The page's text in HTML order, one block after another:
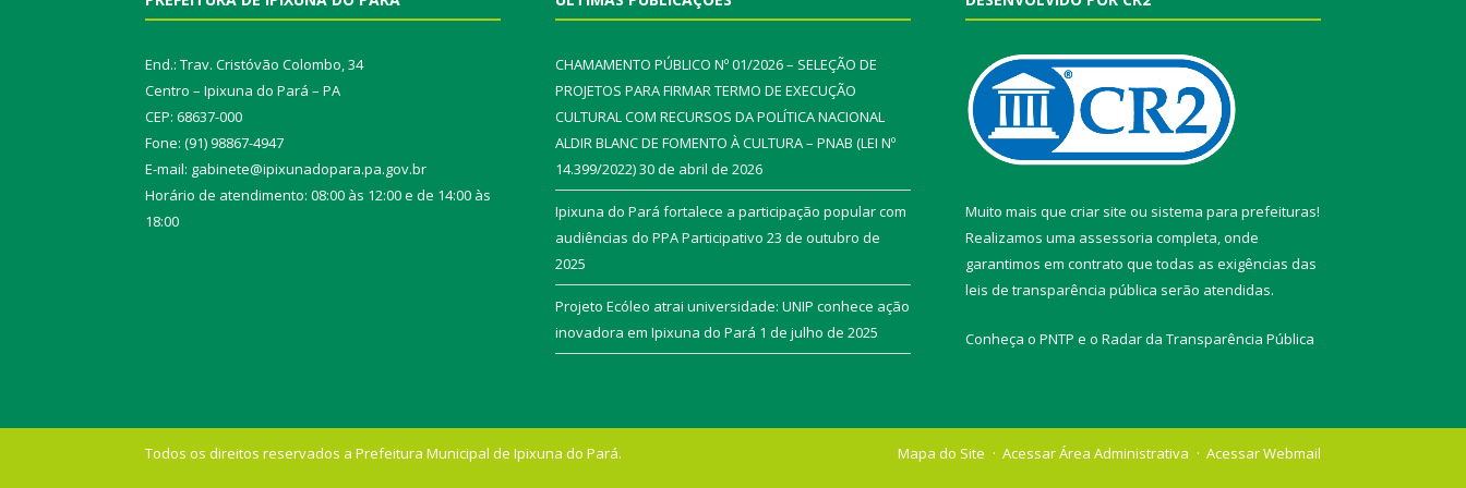
End.: Trav. Cristóvão Colombo, 34
Centro – Ipixuna do Pará – PA
CEP: 68637-000
Fone: (91) 98867-4947
E-mail: gabinete@ipixunadopara.pa.gov.br
Horário de atendimento: 08:00 às 12:00 e de 14:00 às
18:00
CHAMAMENTO PÚBLICO Nº 01/2026 – SELEÇÃO DE
PROJETOS PARA FIRMAR TERMO DE EXECUÇÃO
CULTURAL COM RECURSOS DA POLÍTICA NACIONAL
ALDIR BLANC DE FOMENTO À CULTURA – PNAB (LEI Nº
14.399/2022)30 de abril de 2026
Ipixuna do Pará fortalece a participação popular com
audiências do PPA Participativo 23 de outubro de
2025
Projeto Ecóleo atrai universidade: UNIP conhece ação
inovadora em Ipixuna do Pará 1 de julho de 2025
Muito mais que criar site ou sistema para prefeituras!
Realizamos uma assessoria completa, onde
garantimos em contrato que todas as exigências das
leis de transparência pública serão atendidas.
Conheça o PNTP e o Radar da Transparência Pública
Todos os direitos reservados a Prefeitura Municipal de Ipixuna do Pará. Mapa do Site Acessar Área Administrativa Acessar Webmail